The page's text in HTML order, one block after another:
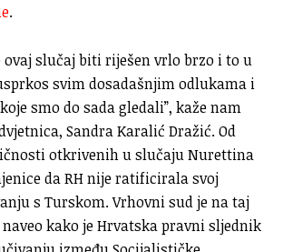
.
ovaj slučaj biti riješen vrlo brzo i to u
svim dosadašnjim odlukama i
smo do sada gledali”, kaže nam
Sandra Karalić Dražić. Od
otkrivenih u slučaju Nurettina
da RH nije ratificirala svoj
s Turskom. Vrhovni sud je na taj
kako je Hrvatska pravni sljednik